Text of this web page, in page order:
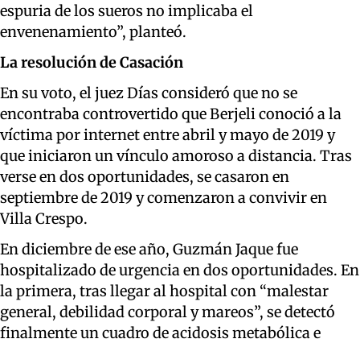
espuria de los sueros no implicaba el
envenenamiento”, planteó.
La resolución de Casación
En su voto, el juez Días consideró que no se
encontraba controvertido que Berjeli conoció a la
víctima por internet entre abril y mayo de 2019 y
que iniciaron un vínculo amoroso a distancia. Tras
verse en dos oportunidades, se casaron en
septiembre de 2019 y comenzaron a convivir en
Villa Crespo.
En diciembre de ese año, Guzmán Jaque fue
hospitalizado de urgencia en dos oportunidades. En
la primera, tras llegar al hospital con “malestar
general, debilidad corporal y mareos”, se detectó
finalmente un cuadro de acidosis metabólica e